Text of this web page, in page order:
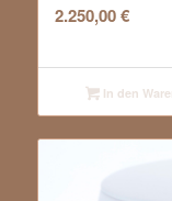
2.250,00€
In den